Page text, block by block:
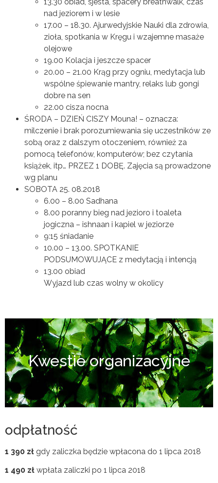
nad jeziorem i w lesie
17.00 – 18.30. Ajurwedyjskie Nauki dla zdrowia,
zioła, spotkania w Kręgu i wzajemne masaże
olejowe
19.00 Kolacja i jeszcze spacer
20.00 – 21.00 Krąg przy ogniu, medytacja lub
wspólne śpiewanie mantry, relaks lub gongi
dobre na sen
22.00 cisza nocna
ŚRODA – DZIEŃ CISZY Mouna! – oznacza:
milczenie i brak porozumiewania się uczestników ze
sobą oraz z dalszym otoczeniem, również za
pomocą telefonów, komputerów; bez czytania
książek, itp… PRZEZ 1 DOBĘ. Zajęcia są prowadzone
wg planu
SOBOTA 25. 08.2018
6.00 – 8.00 Sadhana
8.00 poranny bieg nad jezioro i toaleta
jogiczna – ishnaan i kapiel w jeziorze
9:15 śniadanie
10.00 – 13.00. SPOTKANIE
PODSUMOWUJĄCE z medytacją i intencją
13.00 obiad
Wyjazd lub czas wolny w okolicy
Kwestie organizacyjne
odpłatność
1 390 zł gdy zaliczka będzie wpłacona do 1 lipca 2018
1 490 zł wpłata zaliczki po 1 lipca 2018